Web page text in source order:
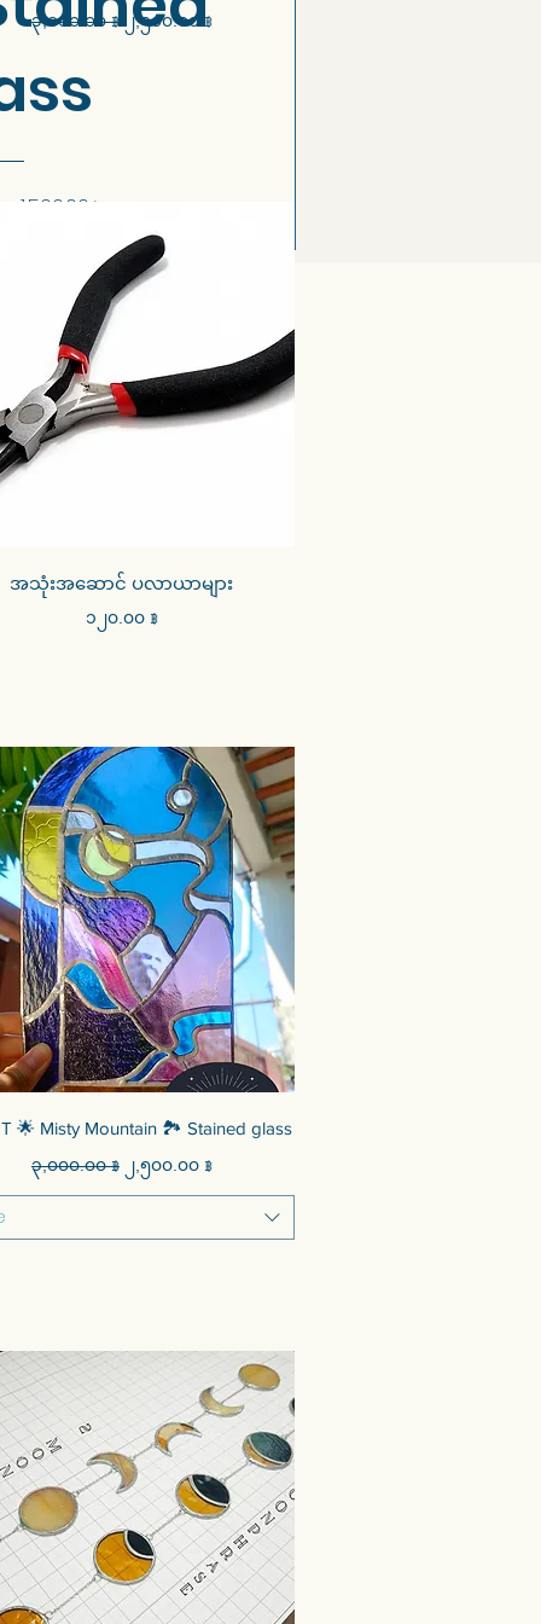
Regular
1,500.00฿
Price
Regular Price
၃,၀၀၀.၀၀ ฿ Sale Price
၂,၅၀၀.၀၀ ฿
Quick View
အသုံးအဆောင် ပလာယာများ
Price
၁၂၀.၀၀ ฿
Quick View
🌟 Misty Mountain 🏞 Stained glass
Regular Price
၃,၀၀၀.၀၀ ฿ Sale Price
၂,၅၀၀.၀၀ ฿